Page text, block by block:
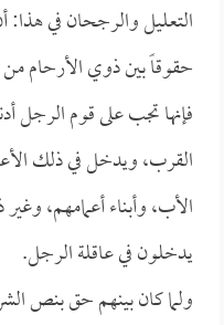
التعليل والرجحان في
حقوقاً بين ذوي الأرحام من
فإنها تجب على قوم الرجل
القرب، ويدخل في ذلك
الأب، وأبناء أعمامهم،
يدخلون في عاقلة الرجل.
ولما كان بينهم حق بنص